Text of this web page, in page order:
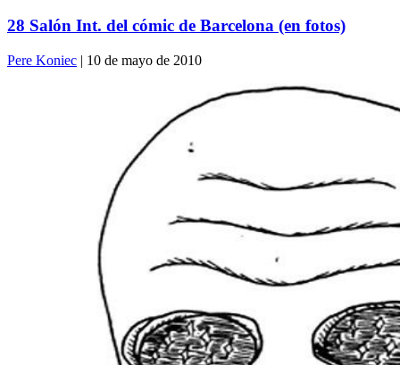
28 Salón Int. del cómic de Barcelona (en fotos)
Pere Koniec | 10 de mayo de 2010